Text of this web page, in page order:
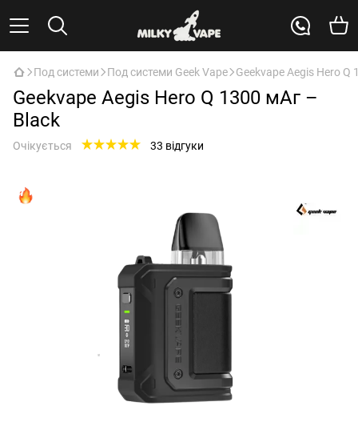
Под системи Под системи Geek Vape Geekvape Aegis Hero Q
Geekvape Aegis Hero Q 1300 мАг –
Black
Очікується 33 відгуки